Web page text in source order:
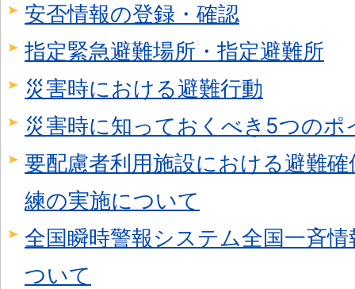
安否情報の登録・確認
指定緊急避難場所・指定避難所
災害時における避難行動
災害時に知っておくべき5つのポ
要配慮者利用施設における避難
練の実施について
全国瞬時警報システム全国一斉
ついて